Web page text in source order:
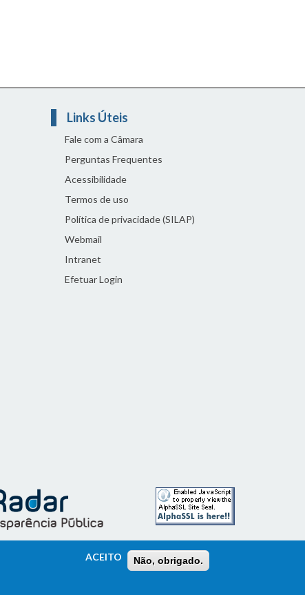
Links Úteis
Fale com a Câmara
Perguntas Frequentes
Acessibilidade
Termos de uso
Política de privacidade (SILAP)
Webmail
Intranet
Efetuar Login
ACEITO Não, obrigado.